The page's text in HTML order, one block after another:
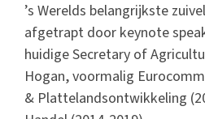
’s Werelds belangrijkste
afgetrapt door keynote
huidige Secretary of
Hogan, voormalig
& Plattelandsontwikkeling